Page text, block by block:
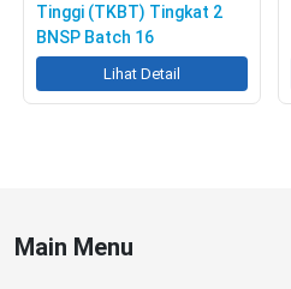
Tinggi (TKBT) Tingkat 2
BNSP Batch 16
Lihat Detail
Main Menu